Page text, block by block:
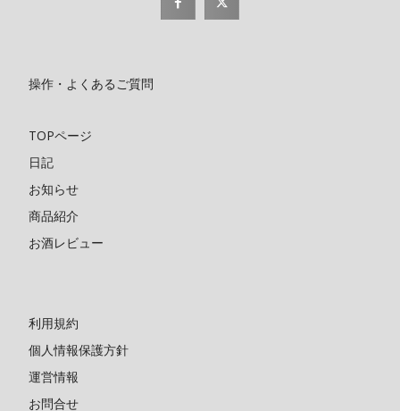
操作・よくあるご質問
TOPページ
日記
お知らせ
商品紹介
お酒レビュー
利用規約
個人情報保護方針
運営情報
お問合せ